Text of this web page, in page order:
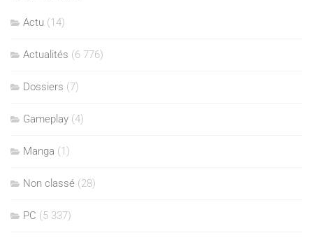
Actu (14)
Actualités (6 776)
Dossiers (7)
Gameplay (4)
Manga (1)
Non classé (28)
PC (5 337)